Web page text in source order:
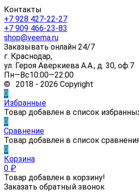
Контакты
+7 928 427-22-27
+7 909 466-23-83
shop@veema.ru
Заказывать онлайн 24/7
г. Краснодар,
ул. Героя Аверкиева А.А., д. 30, оф.7
Пн—Вс10:00—22:00
© 2018 - 2026 Copyright
0
Избранные
Товар добавлен в список
0
Сравнение
Товар добавлен в список
0
Корзина
0 ₽
Товар добавлен в корзину!
Заказать обратный звонок